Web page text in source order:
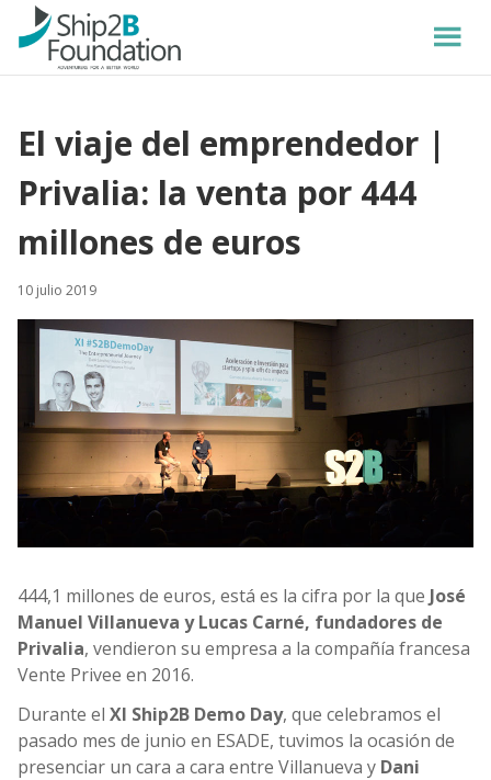
El viaje del emprendedor |
Privalia: la venta por 444
millones de euros
10 julio 2019
444,1 millones de euros, está es la cifra por la que José
Manuel Villanueva y Lucas Carné, fundadores de
Privalia, vendieron su empresa a la compañía francesa
Vente Privee en 2016.
Durante el XI Ship2B Demo Day, que celebramos el
pasado mes de junio en ESADE, tuvimos la ocasión de
presenciar un cara a cara entre Villanueva y Dani